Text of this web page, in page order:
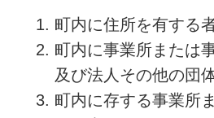
町内に住所を有する
町内に事業所または
及び法人その他の団
町内に存する事業所